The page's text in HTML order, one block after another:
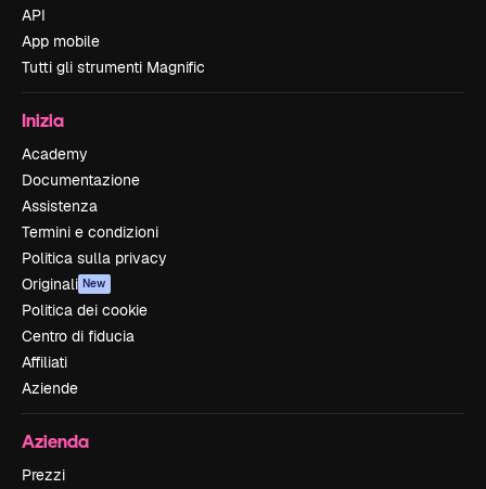
API
App mobile
Tutti gli strumenti Magnific
Inizia
Academy
Documentazione
Assistenza
Termini e condizioni
Politica sulla privacy
Originali New
Politica dei cookie
Centro di fiducia
Affiliati
Aziende
Azienda
Prezzi